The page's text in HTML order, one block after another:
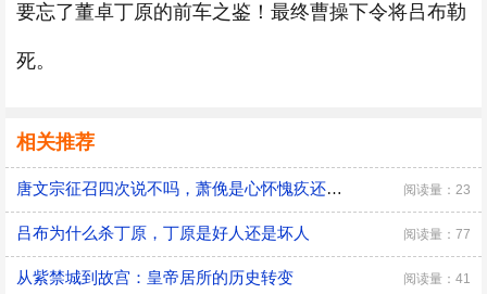
要忘了董卓丁原的前车之鉴！最终曹操下令将吕布勒
死。
相关推荐
唐文宗征召四次说不吗，萧俛是心怀愧疚还是居功自傲 阅读量：23
吕布为什么杀丁原，丁原是好人还是坏人 阅读量：77
从紫禁城到故宫：皇帝居所的历史转变 阅读量：41